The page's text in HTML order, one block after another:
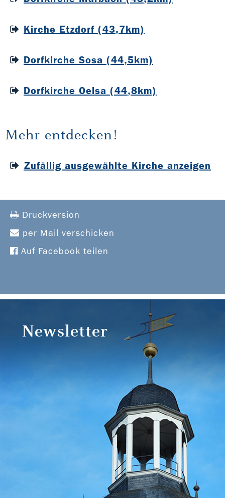
Kirche Etzdorf (43,7km)
Dorfkirche Sosa (44,5km)
Dorfkirche Oelsa (44,8km)
Mehr entdecken!
Zufällig ausgewählte Kirche anzeigen
Druckversion
per Mail verschicken
Auf Facebook teilen
Newsletter